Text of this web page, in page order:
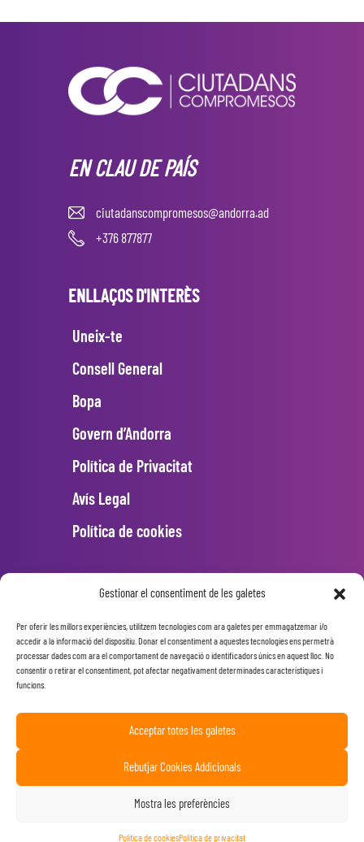
Gestionar el consentiment de les galetes
Per oferir les millors experiències, utilitzem tecnologies com ara galetes per emmagatzemar i/o
accedir a la informació del dispositiu. Donar el consentiment a aquestes tecnologies ens permetrà
processar dades com ara el comportament de navegació o identificadors únics en aquest lloc. No
consentir o retirar el consentiment, pot afectar negativament determinades característiques i
funcions.
Acceptar totes les galetes
Rebutjar Cookies Addicionals
Mostra les preferències
Política de cookiesPolítica de privacitat
EN CLAU DE PAÍS
ciutadanscompromesos@andorra.ad
+376 877877
ENLLAÇOS D'INTERÈS
Uneix-te
Consell General
Bopa
Govern d’Andorra
Política de Privacitat
Avís Legal
Política de cookies
INSTAGRAM
Error: 400: Bad Request
Error: 400: Bad Request
els drets reservats.